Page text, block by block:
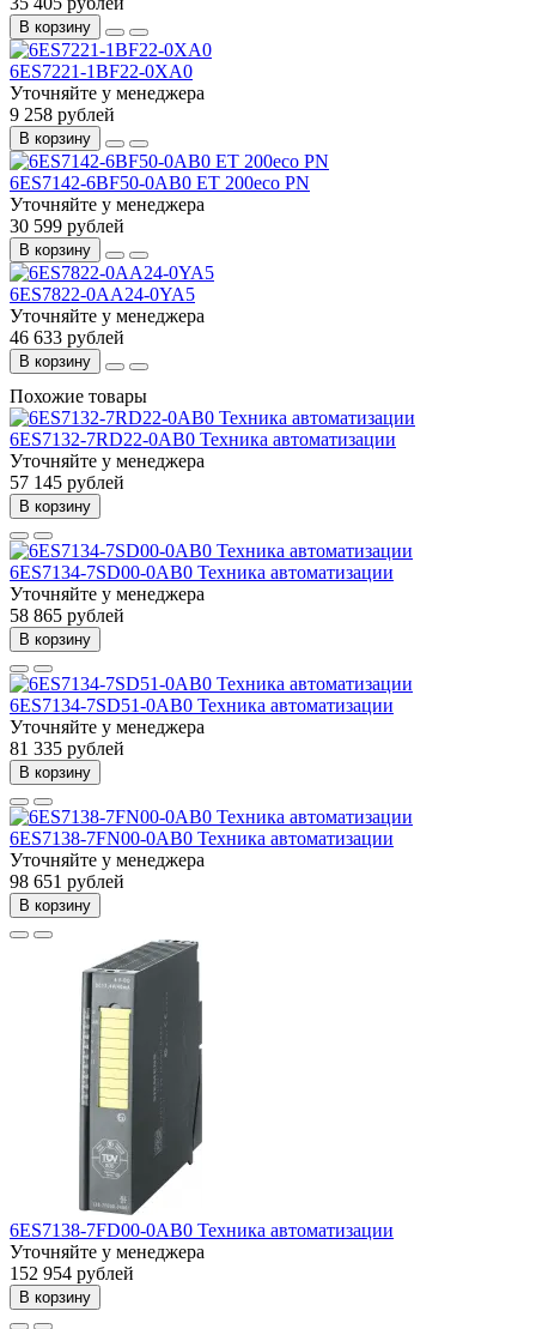
В корзину
6ES7221-1BF22-0XA0
Уточняйте у менеджера
9 258 рублей
В корзину
6ES7142-6BF50-0AB0 ET 200eco PN
Уточняйте у менеджера
30 599 рублей
В корзину
6ES7822-0AA24-0YA5
Уточняйте у менеджера
46 633 рублей
В корзину
Похожие товары
6ES7132-7RD22-0AB0 Техника автоматизации
Уточняйте у менеджера
57 145 рублей
В корзину
6ES7134-7SD00-0AB0 Техника автоматизации
Уточняйте у менеджера
58 865 рублей
В корзину
6ES7134-7SD51-0AB0 Техника автоматизации
Уточняйте у менеджера
81 335 рублей
В корзину
6ES7138-7FN00-0AB0 Техника автоматизации
Уточняйте у менеджера
98 651 рублей
В корзину
6ES7138-7FD00-0AB0 Техника автоматизации
Уточняйте у менеджера
152 954 рублей
В корзину